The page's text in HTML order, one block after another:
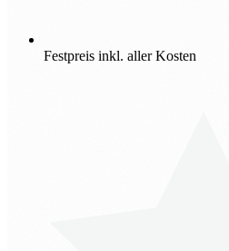
Festpreis inkl. aller Kosten